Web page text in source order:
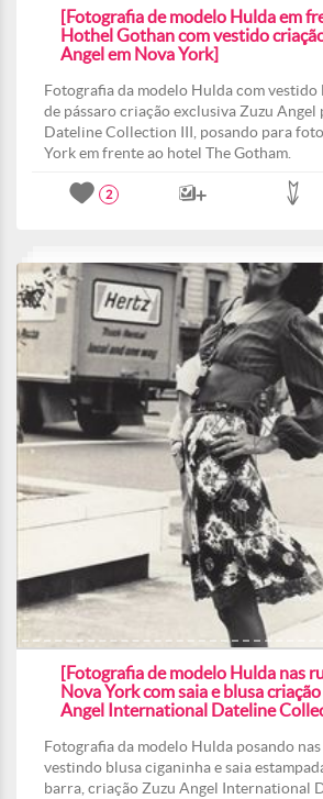
[Fotografia de modelo Hulda em
Hothel Gothan com vestido
Angel em Nova York]
Fotografia da modelo Hulda com vestido
de pássaro criação exclusiva Zuzu
Dateline Collection III, posando para
York em frente ao hotel The Gotham.
2
[Fotografia de modelo Hulda nas
Nova York com saia e blusa
Angel International Dateline
Fotografia da modelo Hulda posando
vestindo blusa ciganinha e saia
barra, criação Zuzu Angel International